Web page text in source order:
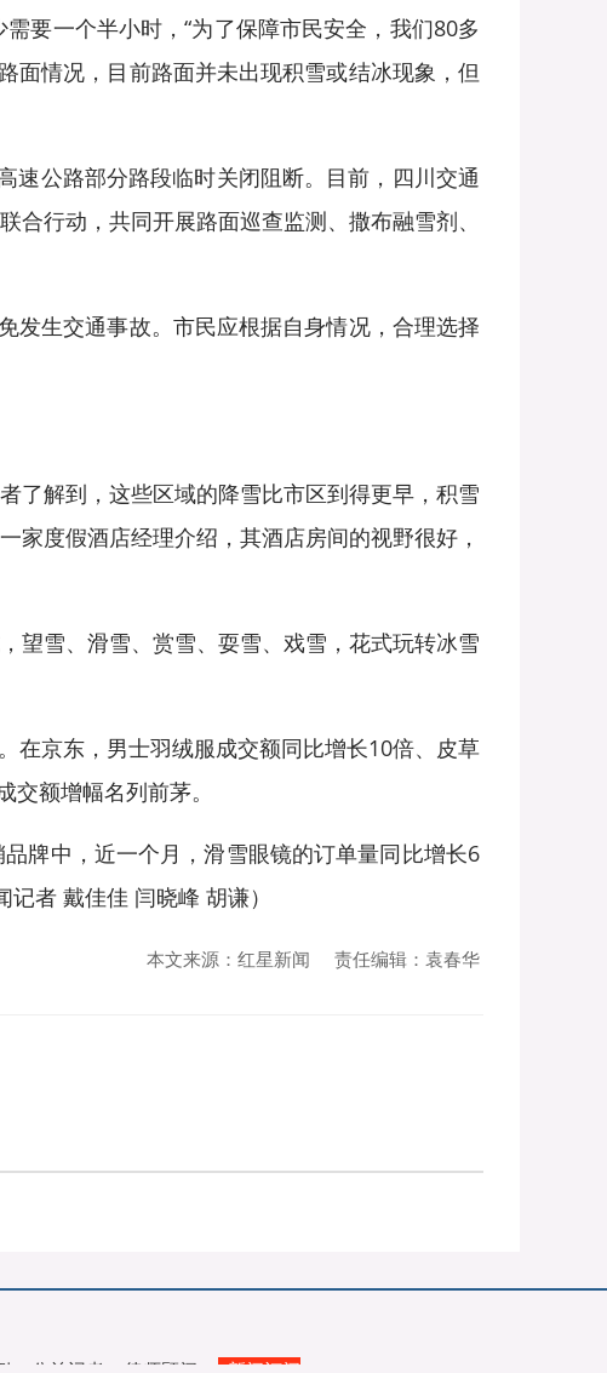
要一个半小时，“为了保障市民安全，我们80多
面情况，目前路面并未出现积雪或结冰现象，但
公路部分路段临时关闭阻断。目前，四川交通
行动，共同开展路面巡查监测、撒布融雪剂、
生交通事故。市民应根据自身情况，合理选择
解到，这些区域的降雪比市区到得更早，积雪
家度假酒店经理介绍，其酒店房间的视野很好，
雪、滑雪、赏雪、耍雪、戏雪，花式玩转冰雪
京东，男士羽绒服成交额同比增长10倍、皮草
额增幅名列前茅。
牌中，近一个月，滑雪眼镜的订单量同比增长6
者 戴佳佳 闫晓峰 胡谦）
本文来源：红星新闻 责任编辑：袁春华